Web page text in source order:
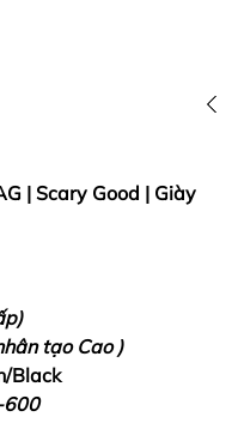
| Scary Good | Giày
tạo Cao )
Black
600